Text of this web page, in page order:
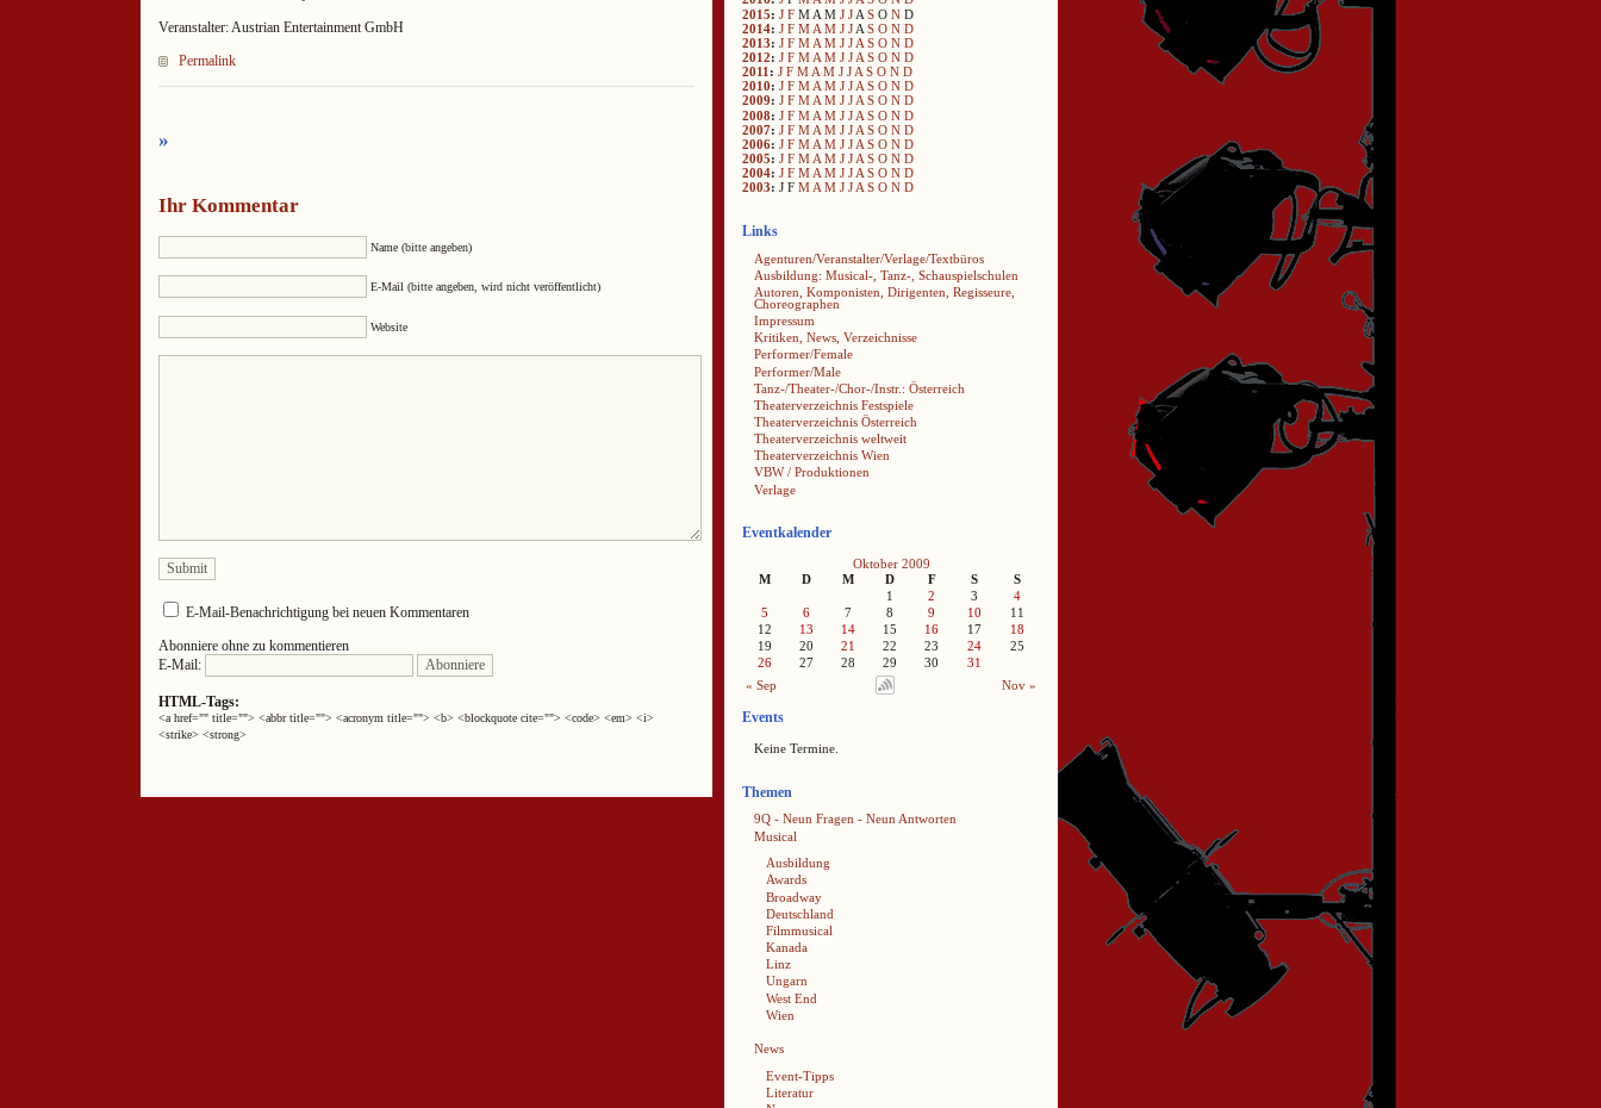
Veranstalter: Austrian Entertainment GmbH
Permalink
»
Ihr Kommentar
Name (bitte angeben)
E-Mail (bitte angeben, wird nicht veröffentlicht)
Website
E-Mail-Benachrichtigung bei neuen Kommentaren
Abonniere ohne zu kommentieren
E-Mail:
HTML-Tags:
<a href="" title=""> <abbr title=""> <acronym title=""> <b> <blockquote cite=""> <code> <em> <i>
<strike> <strong>
2015: J F M A M J J A S O N D
2014: J F M A M J J A S O N D
2013: J F M A M J J A S O N D
2012: J F M A M J J A S O N D
2011 : J F M A M J J A S O N D
2010: J F M A M J J A S O N D
2009: J F MA M J JA S O N D
2008: J F M A M J J A S O N D
2007: J F M A M J J A S O N D
2006: J F M A M J J A S O N D
2005: J F M A M J J A S O N D
2004: J F M A M J J A S O N D
2003: J F M A M J J A S O N D
Links
Agenturen/Veranstalter/Verlage/Textbüros
Ausbildung: Musical-, Tanz-, Schauspielschulen
Autoren, Komponisten, Dirigenten, Regisseure,
Choreographen
Impressum
Kritiken, News, Verzeichnisse
Performer/Female
Performer/Male
Tanz-/Theater-/Chor-/Instr.: Österreich
Theaterverzeichnis Festspiele
Theaterverzeichnis Österreich
Theaterverzeichnis weltweit
Theaterverzeichnis Wien
VBW / Produktionen
Verlage
Eventkalender
Oktober 2009
M
D M D F S
S
1
2 3
4
5
6 7 8 9 10
11
12
13 14 15 16 17
18
19
20 21 22 23 24
25
26
27 28 29 30
31
« Sep
Nov »
Events
Keine Termine.
Themen
9Q - Neun Fragen - Neun Antworten
Musical
Ausbildung
Awards
Broadway
Deutschland
Filmmusical
Kanada
Linz
Ungarn
West End
Wien
News
Event-Tipps
Literatur